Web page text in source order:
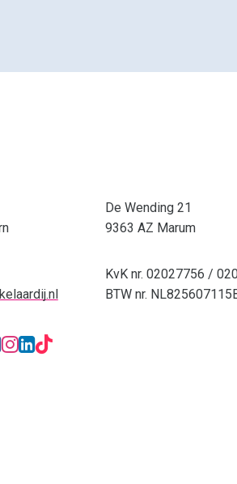
De Wending 21
9363 AZ Marum
KvK nr. 02027756 /
BTW nr.
Makelaardij &
Makelaardij & Financieel
0594-501 501
Facebook:
Instagram:
LinkedIn:
TikTok: